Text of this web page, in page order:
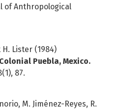
of Anthropological
Lister (1984)
Puebla, Mexico.
(1), 87.
M. Jiménez-Reyes, R.